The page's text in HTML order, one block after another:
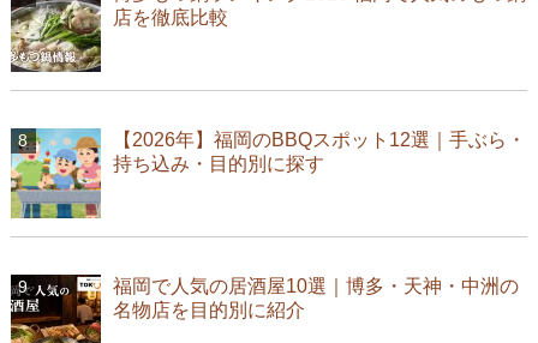
店を徹底比較
【2026年】福岡のBBQスポット12選｜手ぶら・
持ち込み・目的別に探す
福岡で人気の居酒屋10選｜博多・天神・中洲の
名物店を目的別に紹介